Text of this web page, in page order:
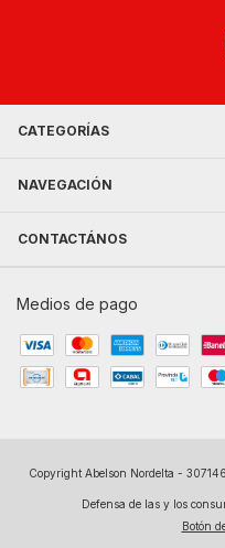
CATEGORÍAS
NAVEGACIÓN
CONTACTÁNOS
Medios de pago
Copyright Abelson Nordelta -
Defensa de las y los
Botón